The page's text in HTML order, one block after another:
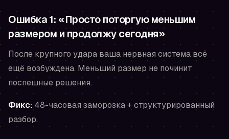
Ошибка 1: «Просто поторгую меньшим
размером и продолжу сегодня»
После крупного удара ваша нервная система всё
ещё возбуждена. Меньший размер не починит
поспешные решения.
Фикс: 48-часовая заморозка + структурированный
разбор.